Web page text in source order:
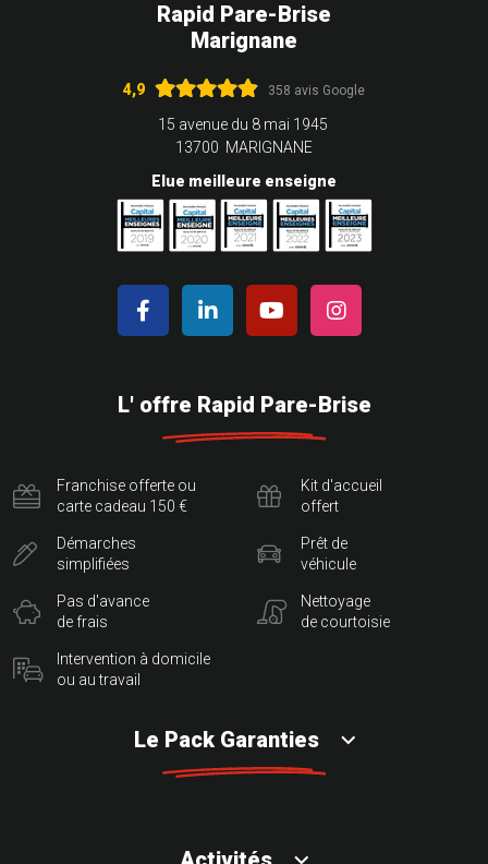
Rapid Pare-Brise
Marignane
4,9 358 avis Google
15 avenue du 8 mai 1945
13700 MARIGNANE
Elue meilleure enseigne
L' offre Rapid Pare-Brise
Franchise offerte ou
carte cadeau 150 €
Démarches
simplifiées
Pas d'avance
de frais
Intervention à domicile
ou au travail
Kit d'accueil
offert
Prêt de
véhicule
Nettoyage
de courtoisie
Le Pack Garanties